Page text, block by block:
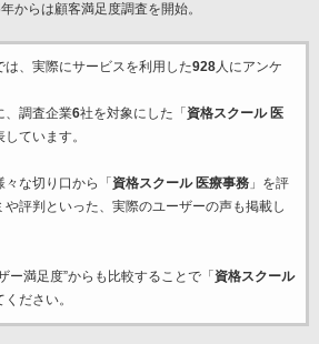
からは顧客満足度調査を開始。
、実際にサービスを利用した928人にアンケ
、調査企業6社を対象にした「 資格スクール 医
ています。
な切り口から「 資格スクール 医療事務」を評
評判といった、実際のユーザーの声も掲載し
ー満足度”からも比較することで「 資格スクール
ださい。